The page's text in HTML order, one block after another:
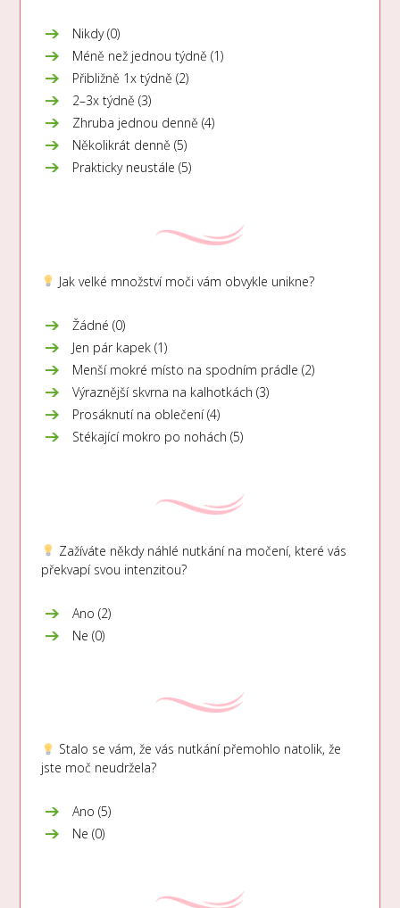
Nikdy (0)
Méně než jednou týdně (1)
Přibližně 1x týdně (2)
2–3x týdně (3)
Zhruba jednou denně (4)
Několikrát denně (5)
Prakticky neustále (5)
Jak velké množství moči vám obvykle unikne?
Žádné (0)
Jen pár kapek (1)
Menší mokré místo na spodním prádle (2)
Výraznější skvrna na kalhotkách (3)
Prosáknutí na oblečení (4)
Stékající mokro po nohách (5)
Zažíváte někdy náhlé nutkání na močení, které vás
překvapí svou intenzitou?
Ano (2)
Ne (0)
Stalo se vám, že vás nutkání přemohlo natolik, že
jste moč neudržela?
Ano (5)
Ne (0)